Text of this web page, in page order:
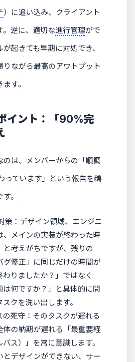
）に追い込み、クライアント
。逆に、適切な進行管理がで
起きても早期に対処でき、
りながら最高のアウトプット
す。
イント：「90%完
のは、メンバーからの「順調
っています」という報告を鵜
。
策：デザイン領域、エンジニ
、メインの実装が終わった時
と考えがちですが、残りの
グ修正」に同じだけの時間が
りましたか？」ではなく
は何ですか？」と具体的に問
クを洗い出します。
の死守：そのタスクが遅れる
体の納期が遅れる「最重要経
ス）」を常に意識します。
とデザインができない、サー